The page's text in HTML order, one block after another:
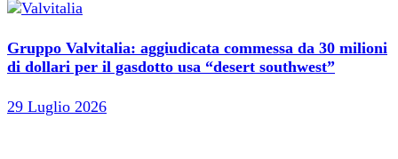
Gruppo Valvitalia: aggiudicata commessa da 30 milioni
di dollari per il gasdotto usa “desert southwest”
29 Luglio 2026